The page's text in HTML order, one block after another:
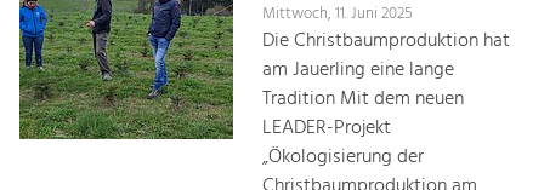
Soziales, Bildung &
Identität
Gleichberechtigung, Jugend und
Integration
Mobilität & Energie
Klimawandel, öffentlicher Verkehr und
Mittwoch, 11. Juni 2025
Die Christbaumproduktion hat
am Jauerling eine lange
Tradition Mit dem neuen
LEADER-Projekt
„Ökologisierung der